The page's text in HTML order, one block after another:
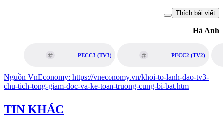
Thích bài viết
Hà Anh
PECC3 (TV3) PECC2 (TV2)
Nguồn VnEconomy: https://vneconomy.vn/khoi-to-lanh-dao-tv3-
chu-tich-tong-giam-doc-va-ke-toan-truong-cung-bi-bat.htm
TIN KHÁC